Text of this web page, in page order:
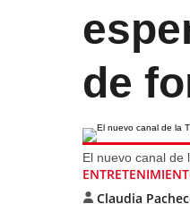
de
El nuevo canal de
Claudia